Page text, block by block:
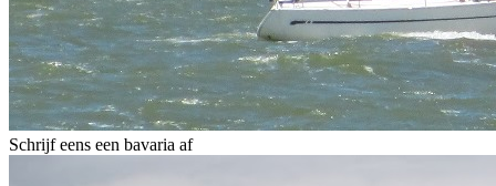
Schrijf eens een bavaria af